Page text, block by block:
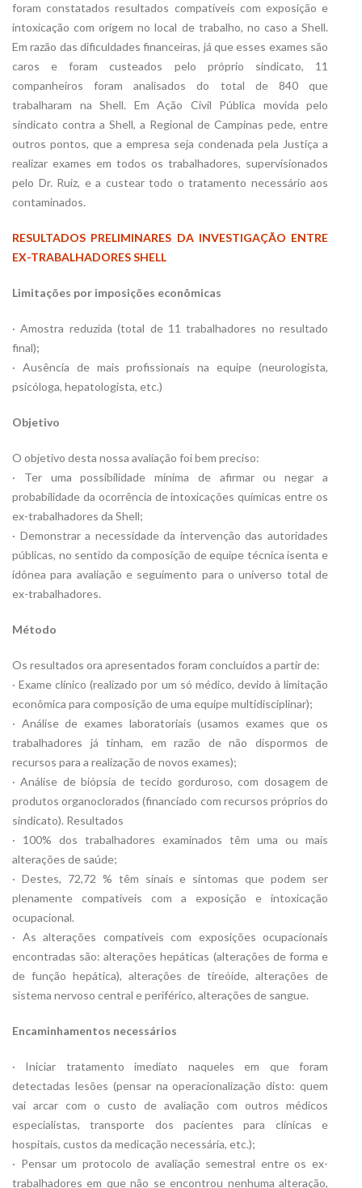
foram constatados resultados compatíveis com exposição e
intoxicação com origem no local de trabalho, no caso a Shell.
Em razão das dificuldades financeiras, já que esses exames são
caros e foram custeados pelo próprio sindicato, 11
companheiros foram analisados do total de 840 que
trabalharam na Shell. Em Ação Civil Pública movida pelo
sindicato contra a Shell, a Regional de Campinas pede, entre
outros pontos, que a empresa seja condenada pela Justiça a
realizar exames em todos os trabalhadores, supervisionados
pelo Dr. Ruiz, e a custear todo o tratamento necessário aos
contaminados.
RESULTADOS PRELIMINARES DA INVESTIGAÇÃO ENTRE
EX-TRABALHADORES SHELL
Limitações por imposições econômicas
· Amostra reduzida (total de 11 trabalhadores no resultado
final);
· Ausência de mais profissionais na equipe (neurologista,
psicóloga, hepatologista, etc.)
Objetivo
O objetivo desta nossa avaliação foi bem preciso:
· Ter uma possibilidade mínima de afirmar ou negar a
probabilidade da ocorrência de intoxicações químicas entre os
ex-trabalhadores da Shell;
· Demonstrar a necessidade da intervenção das autoridades
públicas, no sentido da composição de equipe técnica isenta e
idônea para avaliação e seguimento para o universo total de
ex-trabalhadores.
Método
Os resultados ora apresentados foram concluídos a partir de:
· Exame clínico (realizado por um só médico, devido à limitação
econômica para composição de uma equipe multidisciplinar);
· Análise de exames laboratoriais (usamos exames que os
trabalhadores já tinham, em razão de não dispormos de
recursos para a realização de novos exames);
· Análise de biópsia de tecido gorduroso, com dosagem de
produtos organoclorados (financiado com recursos próprios do
sindicato). Resultados
· 100% dos trabalhadores examinados têm uma ou mais
alterações de saúde;
· Destes, 72,72 % têm sinais e sintomas que podem ser
plenamente compatíveis com a exposição e intoxicação
ocupacional.
· As alterações compatíveis com exposições ocupacionais
encontradas são: alterações hepáticas (alterações de forma e
de função hepática), alterações de tireóide, alterações de
sistema nervoso central e periférico, alterações de sangue.
Encaminhamentos necessários
· Iniciar tratamento imediato naqueles em que foram
detectadas lesões (pensar na operacionalização disto: quem
vai arcar com o custo de avaliação com outros médicos
especialistas, transporte dos pacientes para clínicas e
hospitais, custos da medicação necessária, etc.);
· Pensar um protocolo de avaliação semestral entre os ex-
trabalhadores em que não se encontrou nenhuma alteração,